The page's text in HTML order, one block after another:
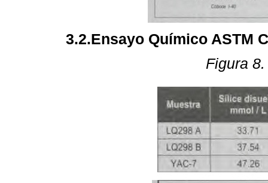
3.2.Ensayo Químico ASTM
Figura